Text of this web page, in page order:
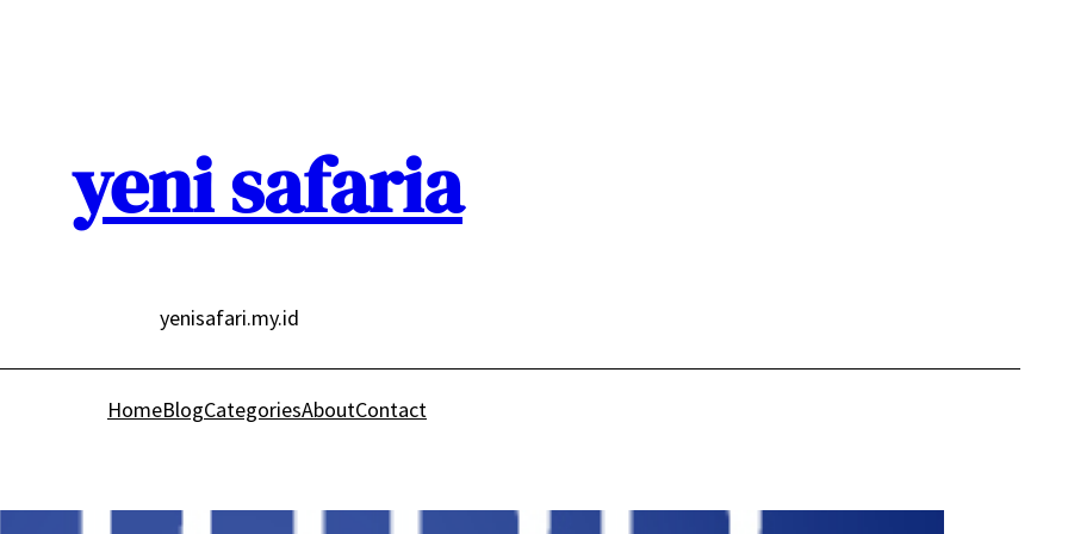
yeni safaria
yenisafari.my.id
HomeBlogCategoriesAboutContact